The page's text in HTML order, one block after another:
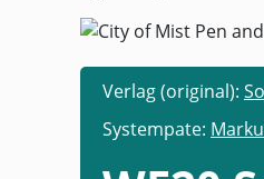
Verlag (original):
Systempate: